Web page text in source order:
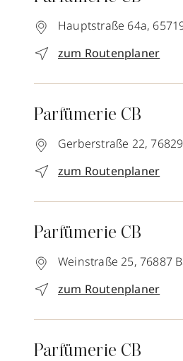
Hauptstraße 64a,
zum Routenplaner
Parfümerie CB
Gerberstraße 22, 76829
zum Routenplaner
Parfümerie CB
Weinstraße 25, 76887
zum Routenplaner
Parfümerie CB